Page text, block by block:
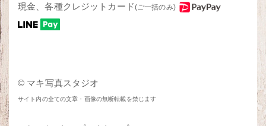
現金、各種クレジットカード(ご一括のみ)
© マキ写真スタジオ
サイト内の全ての文章・画像の無断転載を禁じます